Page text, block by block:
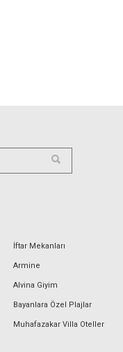
İftar Mekanları
Armine
Alvina Giyim
Bayanlara Özel Plajlar
Muhafazakar Villa Oteller